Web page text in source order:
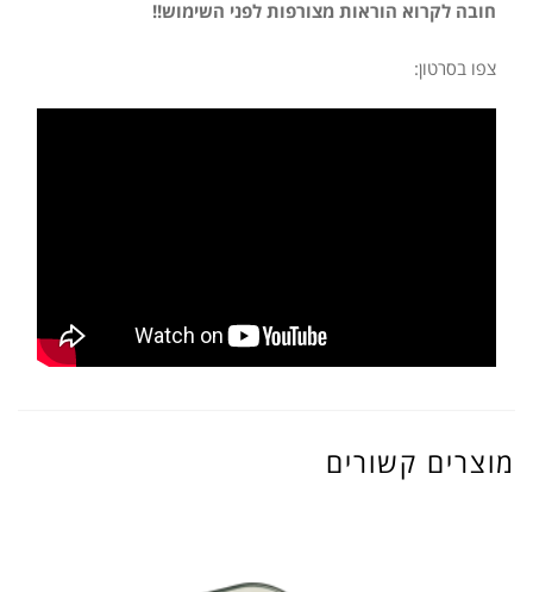
חובה לקרוא הוראות מצורפות לפני השימוש!!
צפו בסרטון:
מוצרים קשורים